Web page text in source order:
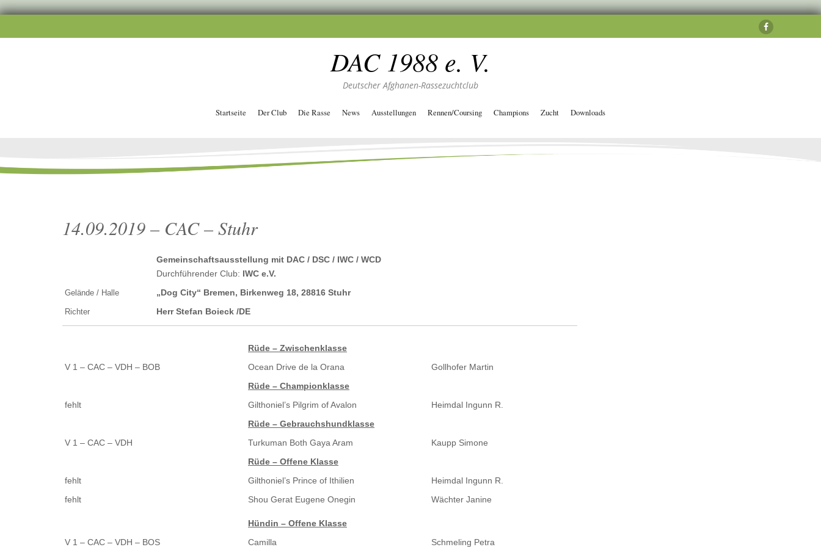
DAC 1988 e. V.
Deutscher Afghanen-Rassezuchtclub
Startseite Der Club Die Rasse News Ausstellungen Rennen/Coursing Champions Zucht Downloads
14.09.2019 – CAC – Stuhr
Gemeinschaftsausstellung mit DAC / DSC / IWC / WCD
Durchführender Club: IWC e.V.
Gelände / Halle „Dog City“ Bremen, Birkenweg 18, 28816 Stuhr
Richter Herr Stefan Boieck /DE
Rüde – Zwischenklasse
V 1 – CAC – VDH – BOB
Ocean Drive de la Orana
Gollhofer Martin
Rüde – Championklasse
fehlt
Gilthoniel’s Pilgrim of Avalon
Heimdal Ingunn R.
Rüde – Gebrauchshundklasse
V 1 – CAC – VDH
Turkuman Both Gaya Aram
Kaupp Simone
Rüde – Offene Klasse
fehlt
Gilthoniel’s Prince of Ithilien
Heimdal Ingunn R.
fehlt
Shou Gerat Eugene Onegin Wächter Janine
Hündin – Offene Klasse
V 1 – CAC – VDH – BOS
Camilla
Schmeling Petra